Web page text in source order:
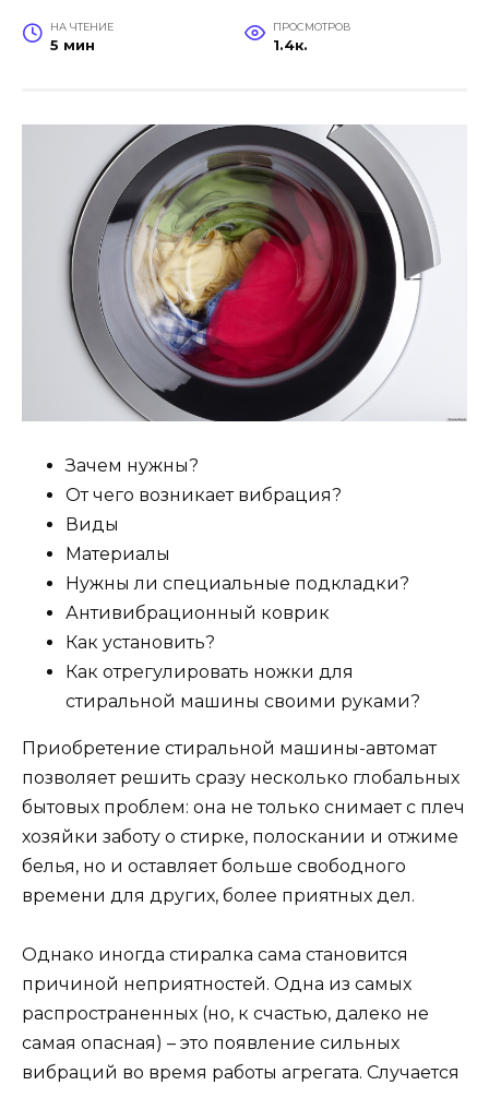
НА ЧТЕНИЕ
5 мин
ПРОСМОТРОВ
1.4к.
Зачем нужны?
От чего возникает вибрация?
Виды
Материалы
Нужны ли специальные подкладки?
Антивибрационный коврик
Как установить?
Как отрегулировать ножки для
стиральной машины своими руками?
Приобретение стиральной машины-автомат
позволяет решить сразу несколько глобальных
бытовых проблем: она не только снимает с плеч
хозяйки заботу о стирке, полоскании и отжиме
белья, но и оставляет больше свободного
времени для других, более приятных дел.
Однако иногда стиралка сама становится
причиной неприятностей. Одна из самых
распространенных (но, к счастью, далеко не
самая опасная) – это появление сильных
вибраций во время работы агрегата. Случается